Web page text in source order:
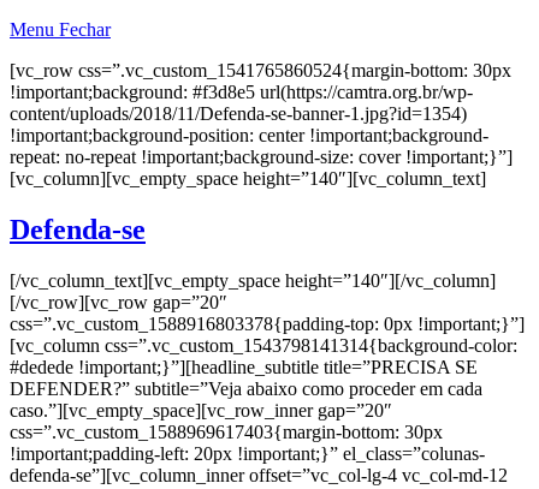
Menu Fechar
[vc_row css=”.vc_custom_1541765860524{margin-bottom: 30px
!important;background: #f3d8e5 url(https://camtra.org.br/wp-
content/uploads/2018/11/Defenda-se-banner-1.jpg?id=1354)
!important;background-position: center !important;background-
repeat: no-repeat !important;background-size: cover !important;}”]
[vc_column][vc_empty_space height=”140″][vc_column_text]
Defenda-se
[/vc_column_text][vc_empty_space height=”140″][/vc_column]
[/vc_row][vc_row gap=”20″
css=”.vc_custom_1588916803378{padding-top: 0px !important;}”]
[vc_column css=”.vc_custom_1543798141314{background-color:
#dedede !important;}”][headline_subtitle title=”PRECISA SE
DEFENDER?” subtitle=”Veja abaixo como proceder em cada
caso.”][vc_empty_space][vc_row_inner gap=”20″
css=”.vc_custom_1588969617403{margin-bottom: 30px
!important;padding-left: 20px !important;}” el_class=”colunas-
defenda-se”][vc_column_inner offset=”vc_col-lg-4 vc_col-md-12